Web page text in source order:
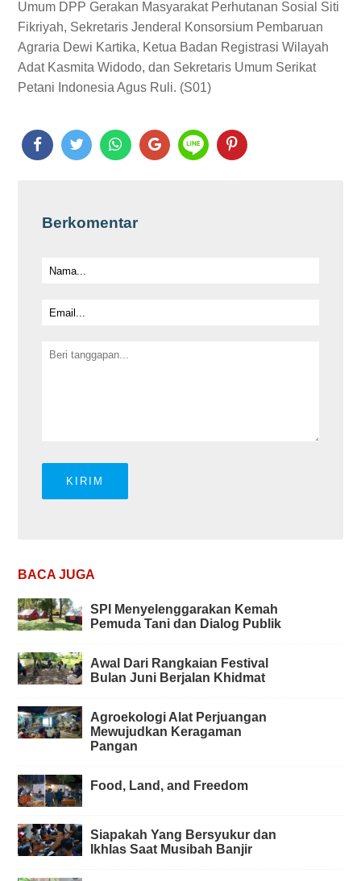
Umum DPP Gerakan Masyarakat Perhutanan Sosial Siti
Fikriyah, Sekretaris Jenderal Konsorsium Pembaruan
Agraria Dewi Kartika, Ketua Badan Registrasi Wilayah
Adat Kasmita Widodo, dan Sekretaris Umum Serikat
Petani Indonesia Agus Ruli. (S01)
Berkomentar
BACA JUGA
SPI Menyelenggarakan Kemah
Pemuda Tani dan Dialog Publik
Awal Dari Rangkaian Festival
Bulan Juni Berjalan Khidmat
Agroekologi Alat Perjuangan
Mewujudkan Keragaman
Pangan
Food, Land, and Freedom
Siapakah Yang Bersyukur dan
Ikhlas Saat Musibah Banjir